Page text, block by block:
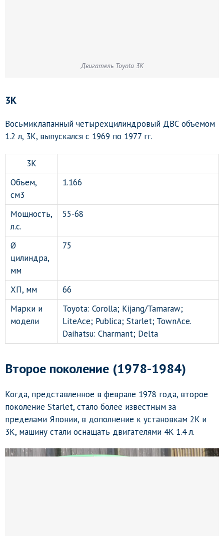
Двигатель Toyota 3K
3K
Восьмиклапанный четырехцилиндровый ДВС объемом
1.2 л, 3K, выпускался с 1969 по 1977 гг.
3K
Объем,
см3
1.166
Мощность,
л.с.
55-68
Ø
цилиндра,
мм
75
ХП, мм
66
Марки и
модели
Toyota: Corolla; Kijang/Tamaraw;
LiteAce; Publica; Starlet; TownAce.
Daihatsu: Charmant; Delta
Второе поколение (1978-1984)
Когда, представленное в феврале 1978 года, второе
поколение Starlet, стало более известным за
пределами Японии, в дополнение к установкам 2K и
3K, машину стали оснащать двигателями 4K 1.4 л.